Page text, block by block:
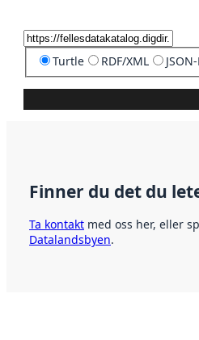
Turtle RDF/XML
Finner du det du
Ta kontakt med oss her, eller
Datalandsbyen.